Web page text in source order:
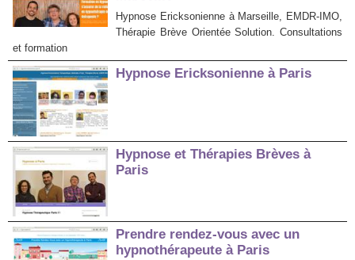
Hypnose Ericksonienne à Marseille, EMDR-IMO,
Thérapie Brève Orientée Solution. Consultations
et formation
Hypnose Ericksonienne à Paris
Hypnose et Thérapies Brèves à
Paris
Prendre rendez-vous avec un
hypnothérapeute à Paris